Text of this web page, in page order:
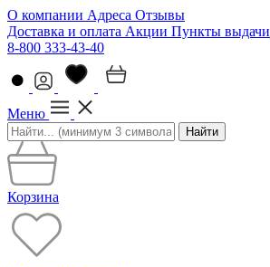
О компании Адреса Отзывы
Доставка и оплата Акции Пункты выдачи
8-800 333-43-40
Меню
Найти
Корзина